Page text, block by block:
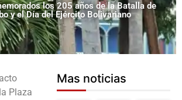
los 205 años de la Batalla de
y el Día del Ejército Bolivariano
Plaza
Mas noticias